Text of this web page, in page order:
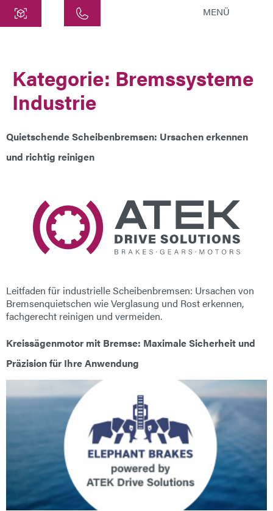
Siemensstraße 47
25462 Rellingen
info@atek.de
+49 4101 7953-0
Name
Firmenname
E-Mail
Anschrift
Nachricht
Nachricht senden
MENÜ
Kategorie: Bremssysteme
Industrie
Quietschende Scheibenbremsen: Ursachen erkennen
und richtig reinigen
Leitfaden für industrielle Scheibenbremsen: Ursachen von
Bremsenquietschen wie Verglasung und Rost erkennen,
fachgerecht reinigen und vermeiden.
Kreissägenmotor mit Bremse: Maximale Sicherheit und
Präzision für Ihre Anwendung